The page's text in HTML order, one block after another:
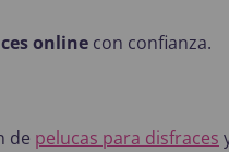
online con confianza.
de pelucas para disfraces